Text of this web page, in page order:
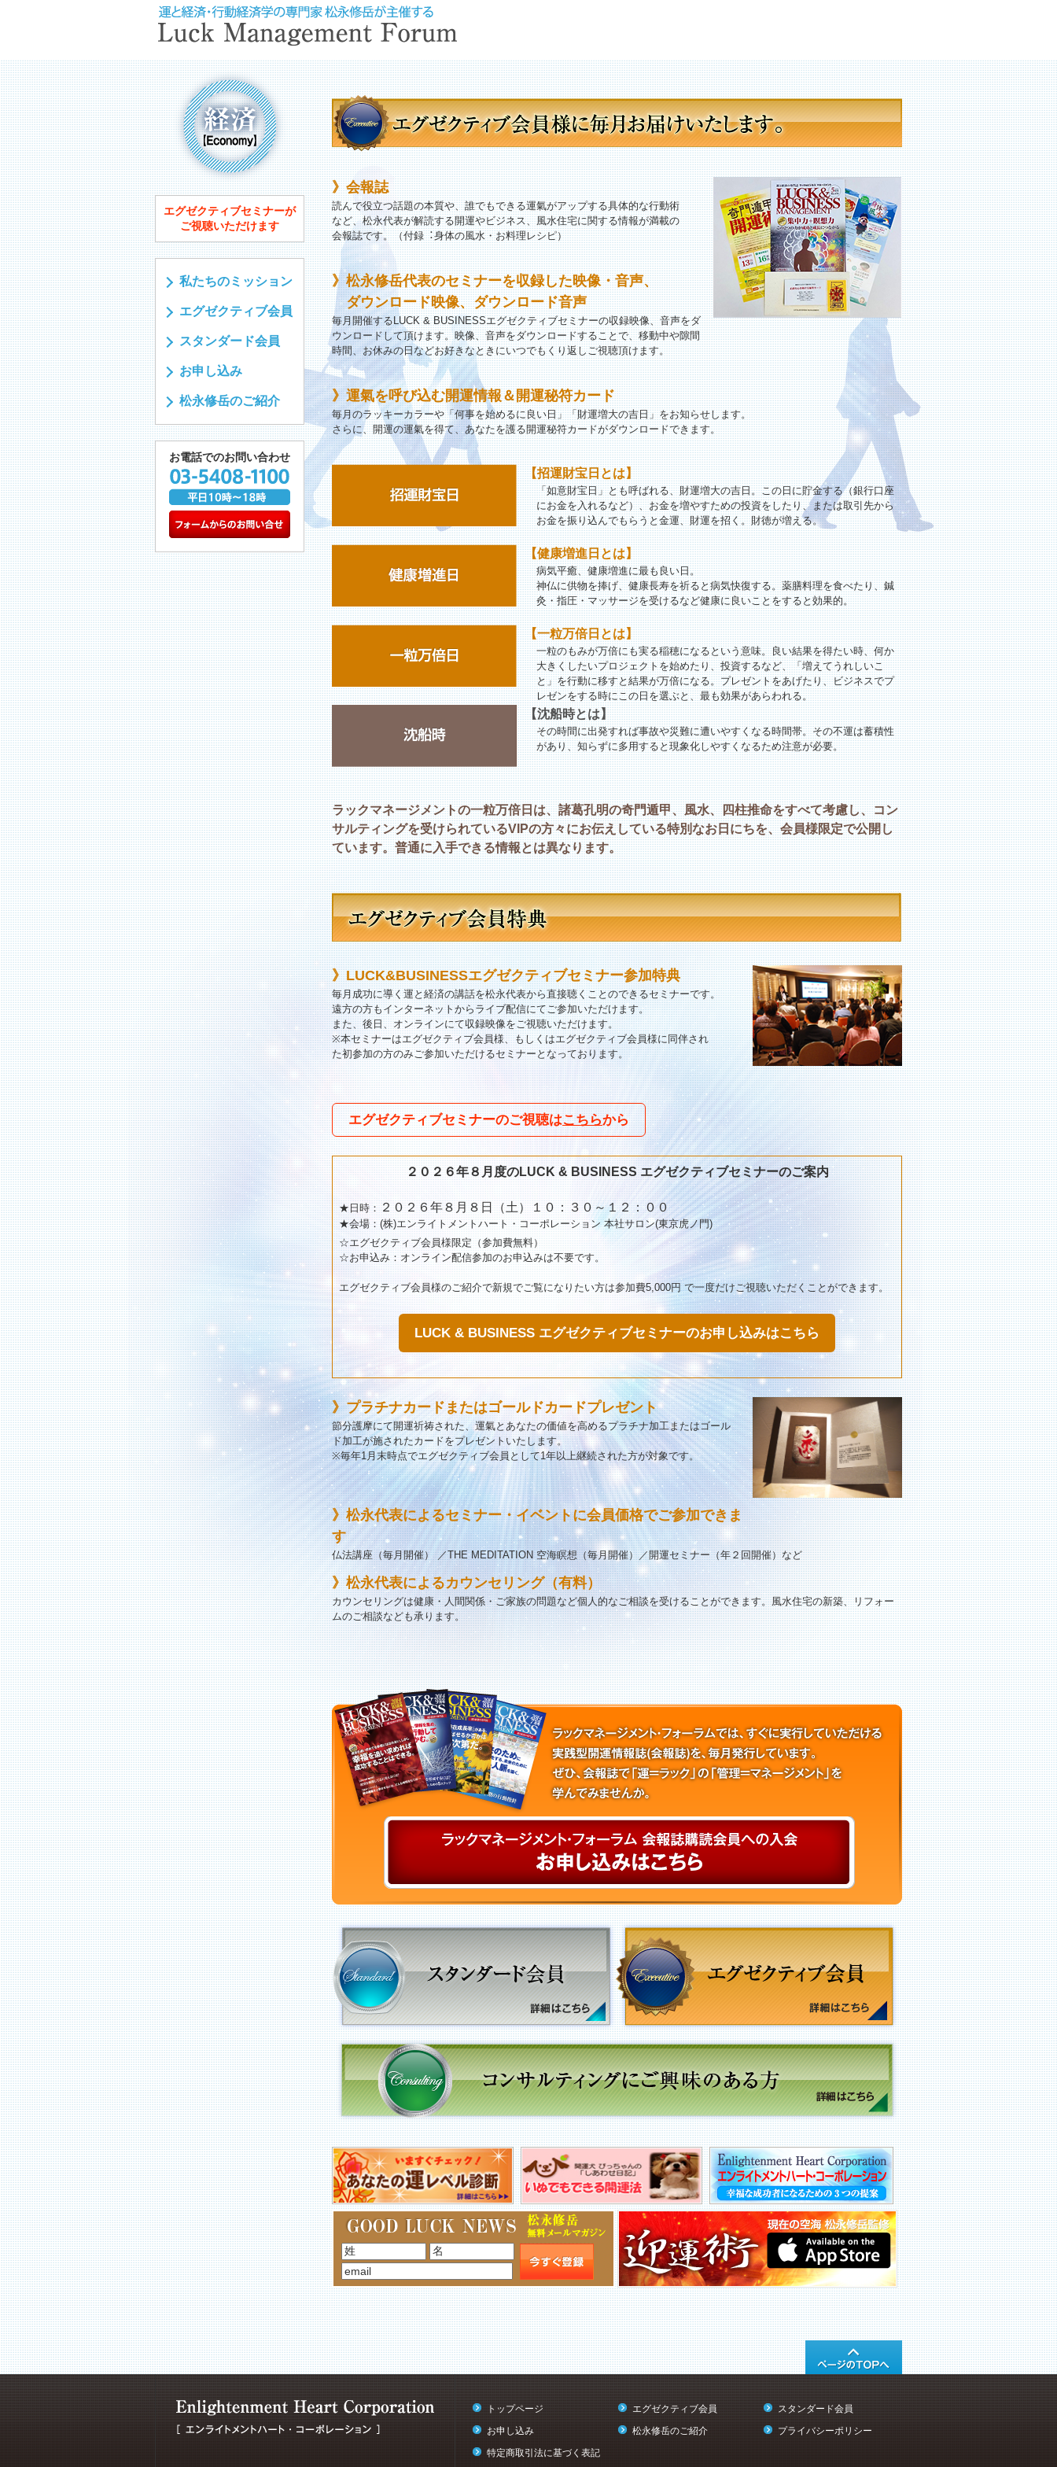
エグゼクティブセミナーが
ご視聴いただけます
私たちのミッション
エグゼクティブ会員
スタンダード会員
お申し込み
松永修岳のご紹介
お電話でのお問い合わせ
》会報誌
読んで役立つ話題の本質や、誰でもできる運氣がアップする具体的な行動術
など、松永代表が解読する開運やビジネス、風水住宅に関する情報が満載の
会報誌です。（付録︓身体の風水・お料理レシピ）
》松永修岳代表のセミナーを収録した映像・音声、
ダウンロード映像、ダウンロード音声
毎月開催するLUCK & BUSINESSエグゼクティブセミナーの収録映像、音声をダ
ウンロードして頂けます。映像、音声をダウンロードすることで、移動中や隙間
時間、お休みの日などお好きなときにいつでもくり返しご視聴頂けます。
》運氣を呼び込む開運情報＆開運秘符カード
毎月のラッキーカラーや「何事を始めるに良い日」「財運増大の吉日」をお知らせします。
さらに、開運の運氣を得て、あなたを護る開運秘符カードがダウンロードできます。
【招運財宝日とは】
「如意財宝日」とも呼ばれる、財運増大の吉日。この日に貯金する（銀行口座
にお金を入れるなど）、お金を増やすための投資をしたり、または取引先から
お金を振り込んでもらうと金運、財運を招く。財徳が増える。
【健康増進日とは】
病気平癒、健康増進に最も良い日。
神仏に供物を捧げ、健康長寿を祈ると病気快復する。薬膳料理を食べたり、鍼
灸・指圧・マッサージを受けるなど健康に良いことをすると効果的。
【一粒万倍日とは】
一粒のもみが万倍にも実る稲穂になるという意味。良い結果を得たい時、何か
大きくしたいプロジェクトを始めたり、投資するなど、「増えてうれしいこ
と」を行動に移すと結果が万倍になる。プレゼントをあげたり、ビジネスでプ
レゼンをする時にこの日を選ぶと、最も効果があらわれる。
【沈船時とは】
その時間に出発すれば事故や災難に遭いやすくなる時間帯。その不運は蓄積性
があり、知らずに多用すると現象化しやすくなるため注意が必要。
ラックマネージメントの一粒万倍日は、諸葛孔明の奇門遁甲、風水、四柱推命をすべて考慮し、コン
サルティングを受けられているVIPの方々にお伝えしている特別なお日にちを、会員様限定で公開し
ています。普通に入手できる情報とは異なります。
》LUCK&BUSINESSエグゼクティブセミナー参加特典
毎月成功に導く運と経済の講話を松永代表から直接聴くことのできるセミナーです。
遠方の方もインターネットからライブ配信にてご参加いただけます。
また、後日、オンラインにて収録映像をご視聴いただけます。
※本セミナーはエグゼクティブ会員様、もしくはエグゼクティブ会員様に同伴され
た初参加の方のみご参加いただけるセミナーとなっております。
エグゼクティブセミナーのご視聴はこちらから
２０２６年８月度のLUCK & BUSINESS エグゼクティブセミナーのご案内
★日時：２０２６年８月８日（土）１０：３０～１２：００
★会場：(株)エンライトメントハート・コーポレーション 本社サロン(東京虎ノ門)
☆エグゼクティブ会員様限定（参加費無料）
☆お申込み：オンライン配信参加のお申込みは不要です。
エグゼクティブ会員様のご紹介で新規でご覧になりたい方は参加費5,000円 で一度だけご視聴いただくことができます。
LUCK & BUSINESS エグゼクティブセミナーのお申し込みはこちら
》プラチナカードまたはゴールドカードプレゼント
節分護摩にて開運祈祷された、運氣とあなたの価値を高めるプラチナ加工またはゴール
ド加工が施されたカードをプレゼントいたします。
※毎年1月末時点でエグゼクティブ会員として1年以上継続された方が対象です。
》松永代表によるセミナー・イベントに会員価格でご参加できま
す
仏法講座（毎月開催） ／THE MEDITATION 空海瞑想（毎月開催）／開運セミナー（年２回開催）など
》松永代表によるカウンセリング（有料）
カウンセリングは健康・人間関係・ご家族の問題など個人的なご相談を受けることができます。風水住宅の新築、リフォー
ムのご相談なども承ります。
トップページ エグゼクティブ会員
スタンダード会員
お申し込み
松永修岳のご紹介
プライバシーポリシー
特定商取引法に基づく表記